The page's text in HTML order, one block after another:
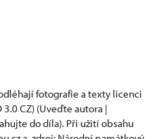
fotografie a texty licenci
3.0 CZ) (Uveďte autora |
do díla). Při užití obsahu